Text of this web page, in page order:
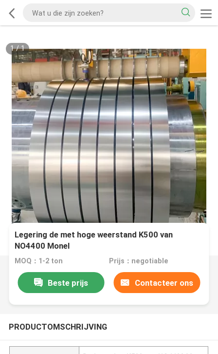
1/1
Legering de met hoge weerstand K500 van
NO4400 Monel
MOQ：1-2 ton Prijs：negotiable
Beste prijs Contacteer ons
PRODUCTOMSCHRIJVING